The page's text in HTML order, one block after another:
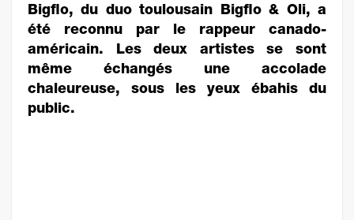
Bigflo, du duo toulousain Bigflo & Oli, a
été reconnu par le rappeur canado-
américain. Les deux artistes se sont
même échangés une accolade
chaleureuse, sous les yeux ébahis du
public.